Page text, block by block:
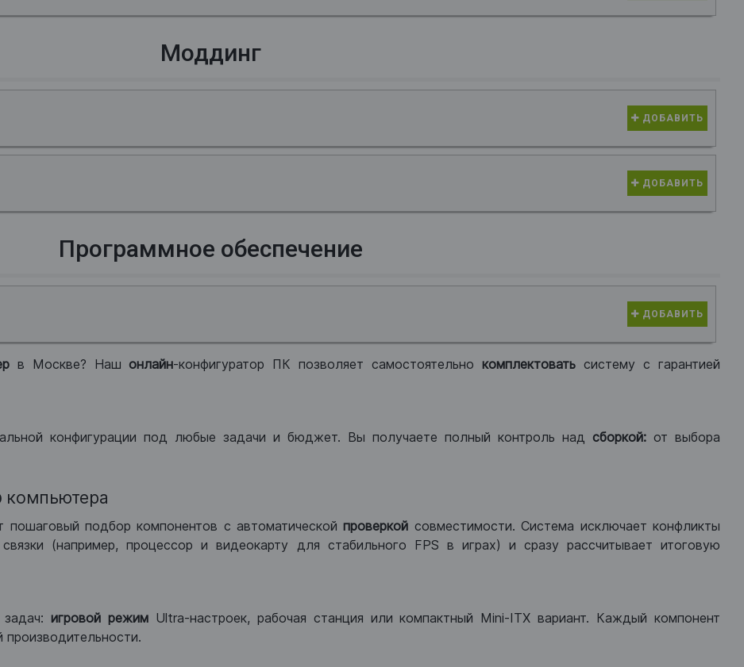
Моддинг
ДОБАВИТЬ
ДОБАВИТЬ
Программное обеспечение
ДОБАВИТЬ
в Москве? Нашонлайн-конфигуратор ПК позволяет самостоятельно комплектоватьсистему с гарантией
конфигурации под любые задачи и бюджет. Вы получаете полный контроль над сборкой: от выбора
компьютера
пошаговый подбор компонентов с автоматическойпроверкой совместимости. Система исключает конфликты
(например, процессор и видеокарту для стабильного FPS в играх) и сразу рассчитывает итоговую
игровой режим Ultra-настроек, рабочая станция или компактный Mini-ITX вариант. Каждый компонент